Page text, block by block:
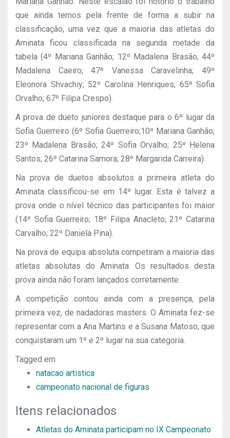
que ainda temos pela frente de forma a subir na
classificação, uma vez que a maioria das atletas do
Aminata ficou classificada na segunda metade da
tabela (4º Mariana Ganhão; 12º Madalena Brasão; 44º
Madalena Caeiro; 47º Vanessa Caravelinha; 49º
Eleonora Shvachiy; 52º Carolina Henriques; 65º Sofia
Orvalho; 67º Filipa Crespo).
A prova de dueto juniores destaque para o 6º lugar da
Sofia Guerreiro (6º Sofia Guerreiro;10º Mariana Ganhão;
23º Madalena Brasão; 24º Sofia Orvalho; 25º Helena
Santos; 26º Catarina Samora; 28º Margarida Carreira).
Na prova de duetos absolutos a primeira atleta do
Aminata classificou-se em 14º lugar. Esta é talvez a
prova onde o nível técnico das participantes foi maior
(14º Sofia Guerreiro; 18º Filipa Anacleto; 21º Catarina
Carvalho; 22º Daniela Pina).
Na prova de equipa absoluta competiram a maioria das
atletas absolutas do Aminata. Os resultados desta
prova ainda não foram lançados corretamente.
A competição contou ainda com a presença, pela
primeira vez, de nadadoras masters. O Aminata fez-se
representar com a Ana Martins e a Susana Matoso, que
conquistaram um 1º e 2º lugar na sua categoria.
Tagged em
natacao artistica
campeonato nacional de figuras
Itens relacionados
Atletas do Aminata participam no IX Campeonato